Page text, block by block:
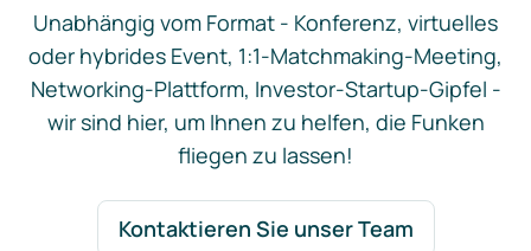
Unabhängig vom Format - Konferenz, virtuelles
oder hybrides Event, 1:1-Matchmaking-Meeting,
Networking-Plattform, Investor-Startup-Gipfel -
wir sind hier, um Ihnen zu helfen, die Funken
fliegen zu lassen!
Kontaktieren Sie unser Team